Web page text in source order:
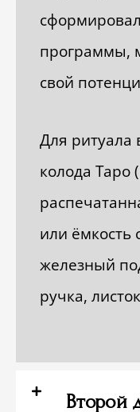
программы,
свой
Для ритуала
колода Таро
или ёмкость
железный
ручка,
Второй